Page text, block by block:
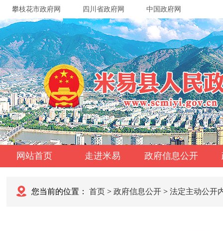
攀枝花市政府网 四川省政府网 中国政府网
网站首页 走进米易 政府信息公开
您当前的位置： 首页 > 政府信息公开 > 法定主动公开